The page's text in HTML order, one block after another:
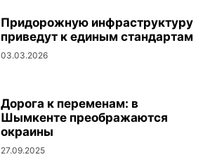
Придорожную инфраструктуру
приведут к единым стандартам
03.03.2026
Дорога к переменам: в
Шымкенте преображаются
окраины
27.09.2025